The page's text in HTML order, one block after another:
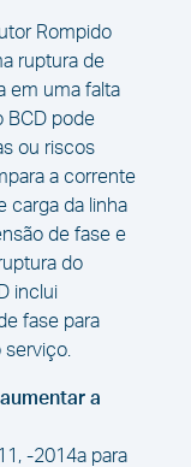
Rompido
ruptura de
em uma falta
BCD pode
ou riscos
a corrente
carga da linha
de fase e
do
inclui
fase para
a
-2014a para